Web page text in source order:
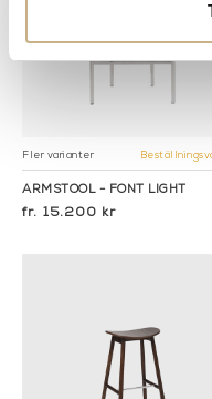
Fler varianter
ARMSTOOL - FONT LIGHT
15.200 kr